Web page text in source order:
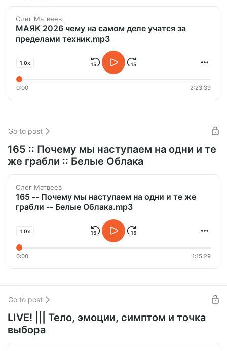
Олег Матвеев
МАЯК 2026 чему на самом деле учатся за
пределами техник.mp3
1.0x
0:00 2:23:39
Go to post
165 :: Почему мы наступаем на одни и те
же грабли :: Белые Облака
Олег Матвеев
165 -- Почему мы наступаем на одни и те же
грабли -- Белые Облака.mp3
1.0x
0:00 1:15:29
Go to post
LIVE! ||| Тело, эмоции, симптом и точка
выбора